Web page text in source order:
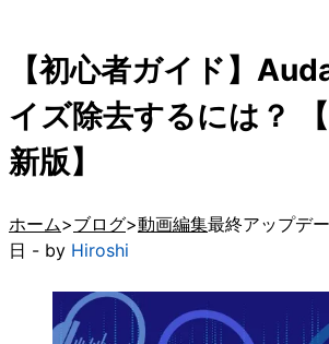
【初心者ガイド】
イズ除去するには？
新版】
ホーム ブログ 動画編集最終アップデ
日 - by Hiroshi